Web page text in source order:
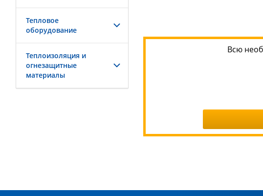
Тепловое
оборудование
Теплоизоляция и
огнезащитные
материалы
Всю